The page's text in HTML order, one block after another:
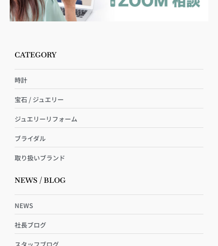
CATEGORY
時計
宝石 / ジュエリー
ジュエリーリフォーム
ブライダル
取り扱いブランド
NEWS / BLOG
NEWS
社長ブログ